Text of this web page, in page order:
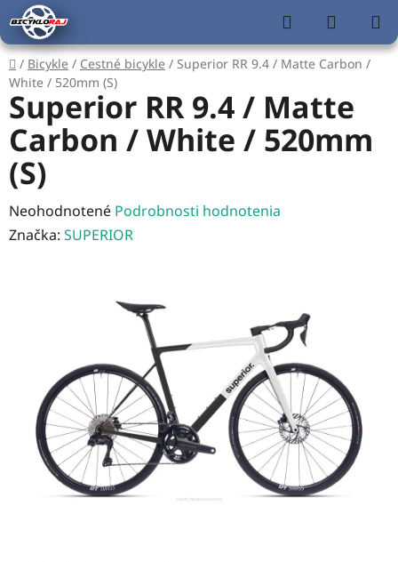
Prejsť
na
obsah
Hľadať
KOŠÍK
Domov
/ Bicykle / Cestné bicykle / Superior RR 9.4 / Matte Carbon /
White / 520mm (S)
Superior RR 9.4 / Matte
Carbon / White / 520mm
(S)
Priemerné
hodnotenie
hviezdičiek.
Neohodnotené Podrobnosti hodnotenia
Značka: SUPERIOR